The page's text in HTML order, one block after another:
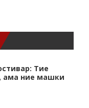
Тие
ама ние машки